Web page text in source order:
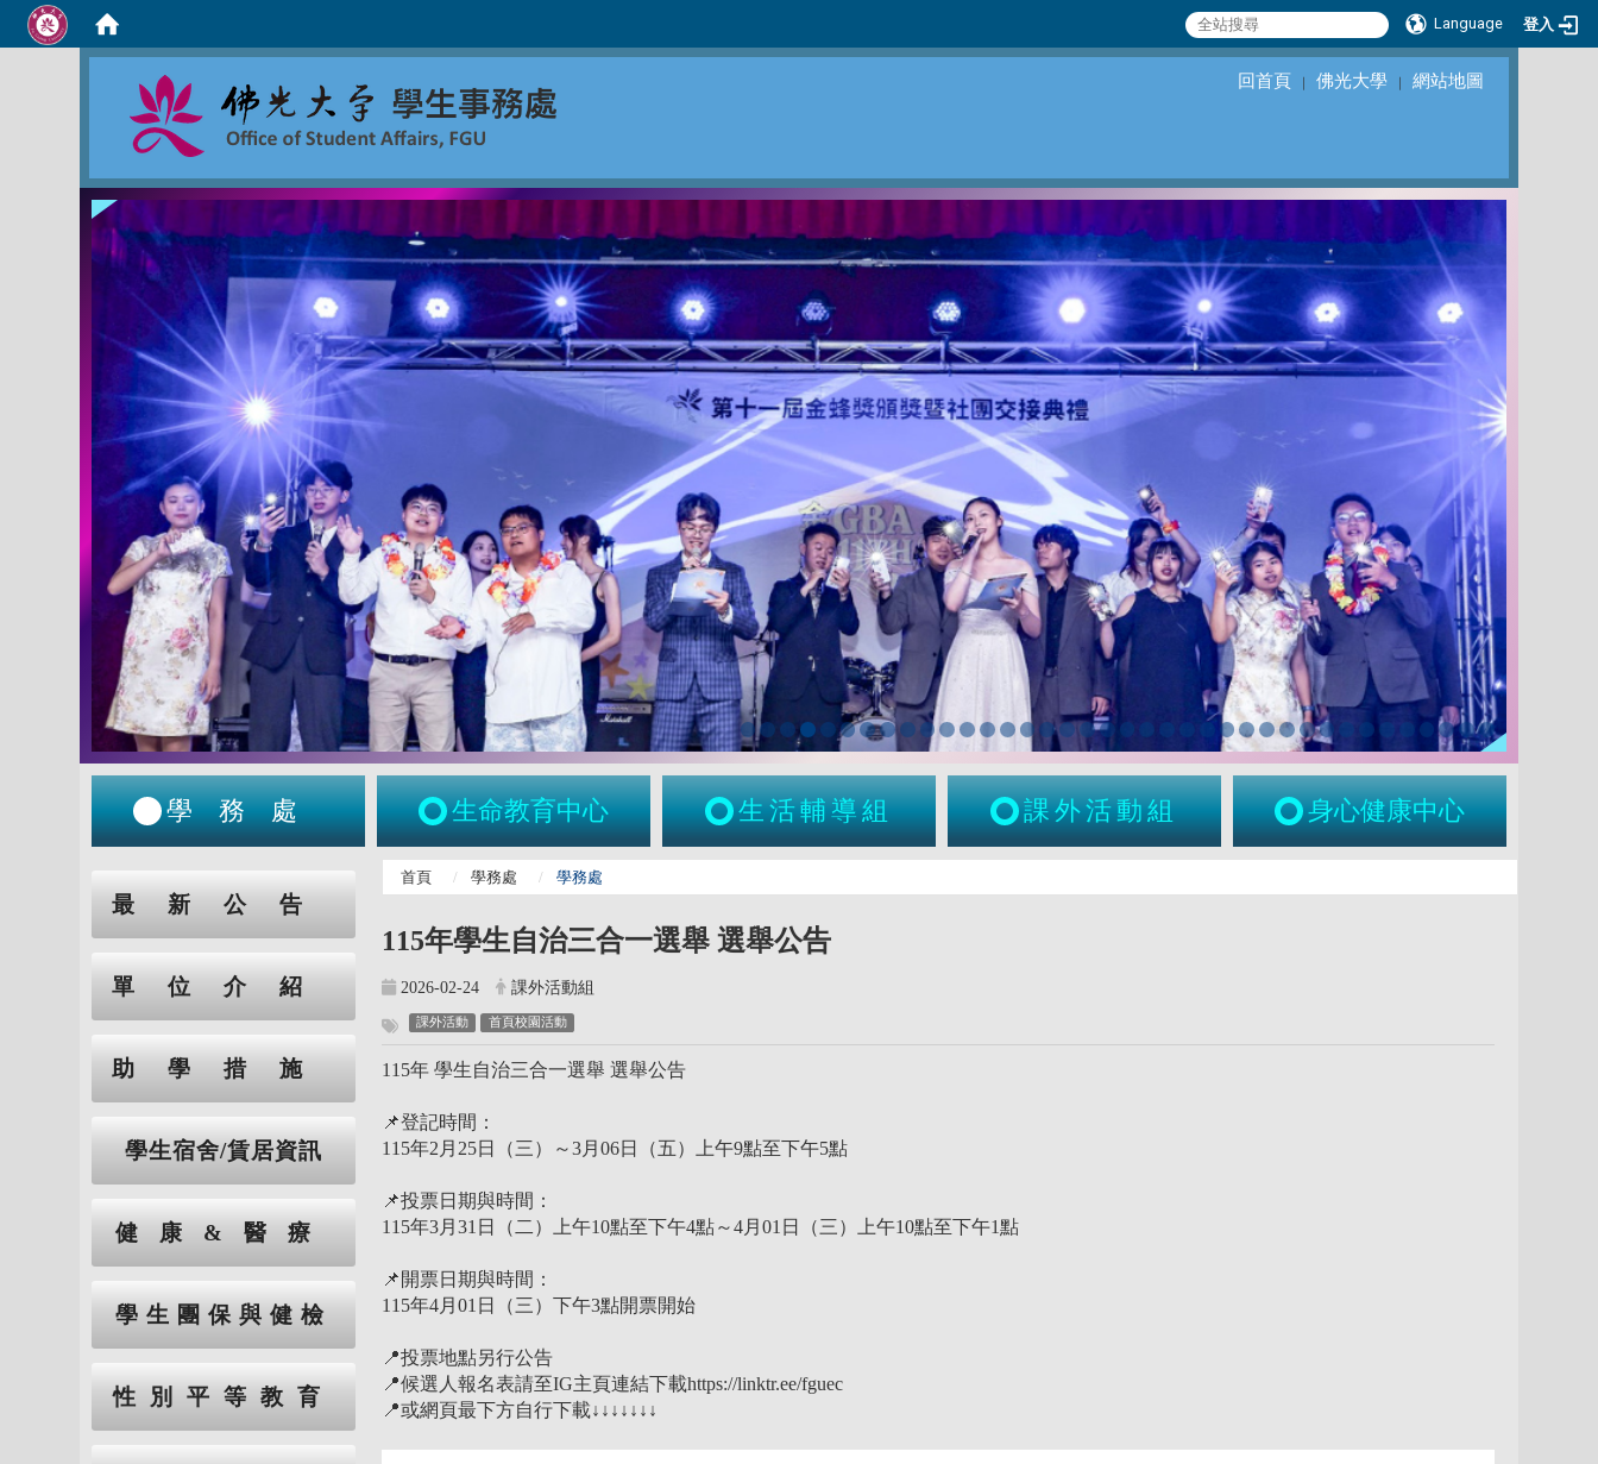
Language 登入
回首頁 ｜ 佛光大學 ｜ 網站地圖
學務處 生命教育中心 生活輔導組 課外活動組 身心健康中心
最新公告
單位介紹
助學措施
學生宿舍/賃居資訊
健康&醫療
學生團保與健檢
性別平等教育
首頁 學務處 學務處
115年學生自治三合一選舉 選舉公告
2026-02-24 課外活動組
課外活動 首頁校園活動
115年 學生自治三合一選舉 選舉公告
📌登記時間：
115年2月25日（三）～3月06日（五）上午9點至下午5點
📌投票日期與時間：
115年3月31日（二）上午10點至下午4點～4月01日（三）上午10點至下午1點
📌開票日期與時間：
115年4月01日（三）下午3點開票開始
📍投票地點另行公告
📍候選人報名表請至IG主頁連結下載https://linktr.ee/fguec
📍或網頁最下方自行下載↓↓↓↓↓↓↓